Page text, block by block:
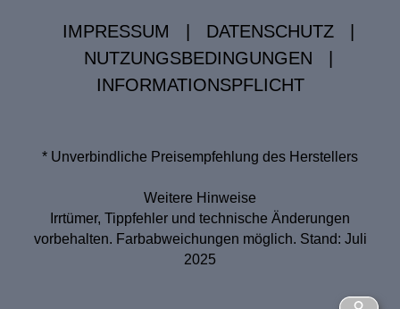
IMPRESSUM DATENSCHUTZ
NUTZUNGSBEDINGUNGEN
INFORMATIONSPFLICHT
* Unverbindliche Preisempfehlung des Herstellers
Weitere Hinweise
Irrtümer, Tippfehler und technische Änderungen
vorbehalten. Farbabweichungen möglich. Stand: Juli
2025